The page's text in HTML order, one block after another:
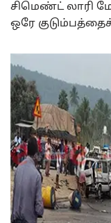
சிமெண்ட் லாரி
ஒரே